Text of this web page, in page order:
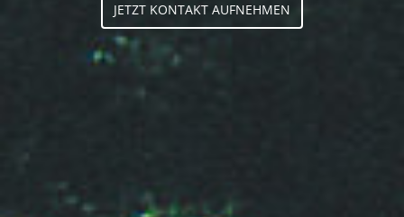
JETZT KONTAKT AUFNEHMEN